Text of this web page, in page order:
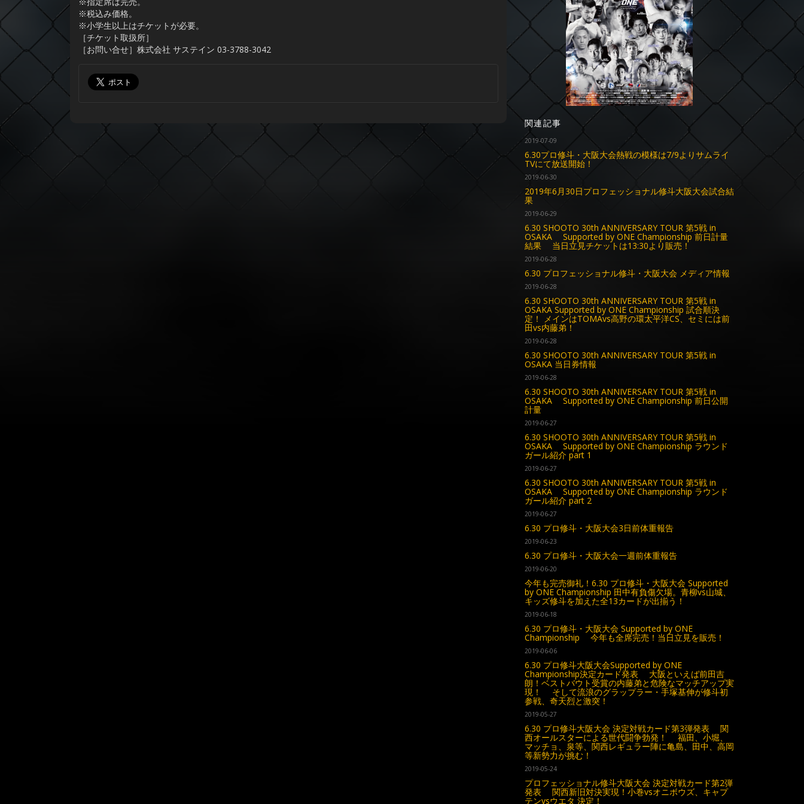
※税込み価格。
※小学生以上はチケットが必要。
［チケット取扱所］
［お問い合せ］株式会社 サステイン 03-3788-3042
関連記事
2019-07-09
6.30プロ修斗・大阪大会熱戦の模様は7/9よりサムライ
TVにて放送開始！
2019-06-30
2019年6月30日プロフェッショナル修斗大阪大会試合結
果
2019-06-29
6.30 SHOOTO 30th ANNIVERSARY TOUR 第5戦 in
OSAKA Supported by ONE Championship 前日計量
結果 当日立見チケットは13:30より販売！
2019-06-28
6.30 プロフェッショナル修斗・大阪大会 メディア情報
2019-06-28
6.30 SHOOTO 30th ANNIVERSARY TOUR 第5戦 in
OSAKA Supported by ONE Championship 試合順決
定！ メインはTOMAvs高野の環太平洋CS、セミには前
田vs内藤弟！
2019-06-28
6.30 SHOOTO 30th ANNIVERSARY TOUR 第5戦 in
OSAKA 当日券情報
2019-06-28
6.30 SHOOTO 30th ANNIVERSARY TOUR 第5戦 in
OSAKA Supported by ONE Championship 前日公開
計量
2019-06-27
6.30 SHOOTO 30th ANNIVERSARY TOUR 第5戦 in
OSAKA Supported by ONE Championship ラウンド
ガール紹介 part 1
2019-06-27
6.30 SHOOTO 30th ANNIVERSARY TOUR 第5戦 in
OSAKA Supported by ONE Championship ラウンド
ガール紹介 part 2
2019-06-27
6.30 プロ修斗・大阪大会3日前体重報告
2019-06-23
6.30 プロ修斗・大阪大会一週前体重報告
2019-06-20
今年も完売御礼！6.30 プロ修斗・大阪大会 Supported
by ONE Championship 田中有負傷欠場。青柳vs山城、
キッズ修斗を加えた全13カードが出揃う！
2019-06-18
6.30 プロ修斗・大阪大会 Supported by ONE
Championship 今年も全席完売！当日立見を販売！
2019-06-06
6.30 プロ修斗大阪大会Supported by ONE
Championship決定カード発表 大阪といえば前田吉
朗！ベストバウト受賞の内藤弟と危険なマッチアップ実
現！ そして流浪のグラップラー・手塚基伸が修斗初
参戦、奇天烈と激突！
2019-05-27
6.30 プロ修斗大阪大会 決定対戦カード第3弾発表 関
西オールスターによる世代闘争勃発！ 福田、小堀、
マッチョ、泉等、関西レギュラー陣に亀島、田中、高岡
等新勢力が挑む！
2019-05-24
プロフェッショナル修斗大阪大会 決定対戦カード第2弾
発表 関西新旧対決実現！小巻vsオニボウズ、キャプ
テンvsウエタ 決定！